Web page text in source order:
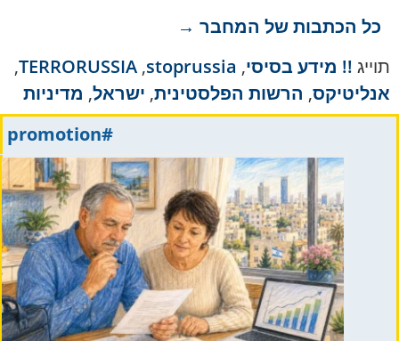
כל הכתבות של המחבר →
תוייג !! מידע בסיסי,
stoprussia
,
TERRORUSSIA
,
אנליטיקס, הרשות הפלסטינית, ישראל, מדיניות
#promotion